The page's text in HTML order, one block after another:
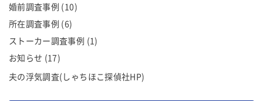
婚前調査事例 (10)
所在調査事例 (6)
ストーカー調査事例 (1)
お知らせ (17)
夫の浮気調査(しゃちほこ探偵社HP)